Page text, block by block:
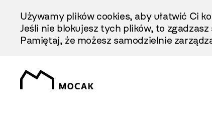
Treści
Używamy plików cookies, aby ułatwić Ci
Jeśli nie blokujesz tych plików, to
Pamiętaj, że możesz samodzielnie